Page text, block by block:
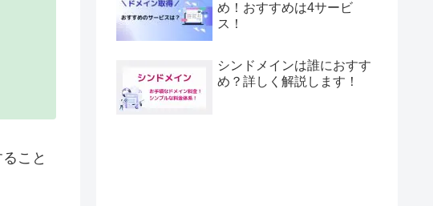
こと
め！おすすめは4サービ
ス！
シンドメインは誰におすす
め？詳しく解説します！